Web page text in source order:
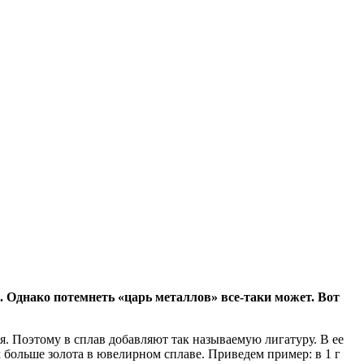
Однако потемнеть «царь металлов» все-таки может. Вот
Поэтому в сплав добавляют так называемую лигатуру. В ее
золота в ювелирном сплаве. Приведем пример: в 1 г